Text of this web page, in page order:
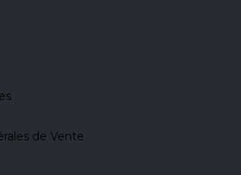
de Vente